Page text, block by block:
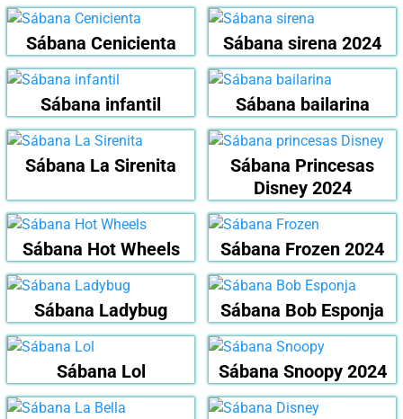
Sábana Cenicienta Sábana sirena 2024
Sábana infantil Sábana bailarina
Sábana La Sirenita
Sábana Princesas
Disney 2024
Sábana Hot Wheels Sábana Frozen 2024
Sábana Ladybug Sábana Bob Esponja
Sábana Lol Sábana Snoopy 2024